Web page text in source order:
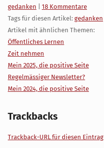
Kategorien:
gedanken
18 Kommentare
Tags für diesen Artikel: gedanken
Artikel mit ähnlichen Themen:
Öffentliches Lernen
Zeit nehmen
Mein 2025, die positive Seite
Regelmässiger Newsletter?
Mein 2024, die positive Seite
Trackbacks
Trackback-URL für diesen Eintrag